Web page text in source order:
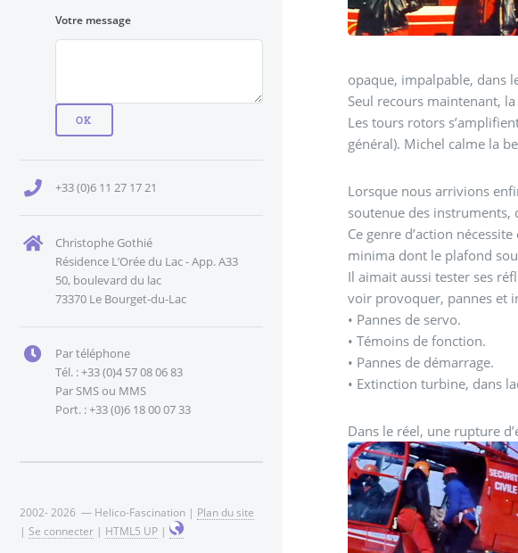
opaque, impalpable, dans
Seul recours maintenant,
Les tours rotors
général). Michel calme la
Lorsque nous arrivions
soutenue des instruments,
Ce genre d’action
minima dont le plafond
Il aimait aussi tester ses
voir provoquer, pannes et
• Pannes de servo.
• Témoins de fonction.
• Pannes de démarrage.
• Extinction turbine, dans
Dans le réel, une rupture
Votre message
+33 (0)6 11 27 17 21
Christophe Gothié
Résidence L’Orée du Lac - App. A33
50, boulevard du lac
73370 Le Bourget-du-Lac
Par téléphone
Tél. : +33 (0)4 57 08 06 83
Par SMS ou MMS
Port. : +33 (0)6 18 00 07 33
2002- 2026 — Helico-Fascination | Plan du site
| Se connecter | HTML5 UP |